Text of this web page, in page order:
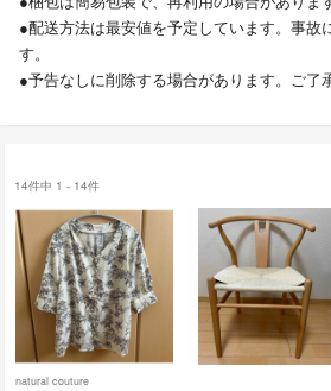
●配送方法は最安値を予定しています。事故
す。
●予告なしに削除する場合があります。ご了
14件中 1 - 14件
natural couture